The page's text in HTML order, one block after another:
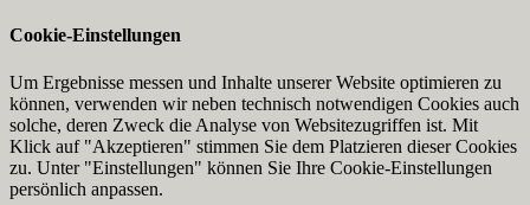
Cookie-Einstellungen
Um Ergebnisse messen und Inhalte unserer Website optimieren zu
können, verwenden wir neben technisch notwendigen Cookies auch
solche, deren Zweck die Analyse von Websitezugriffen ist. Mit
Klick auf "Akzeptieren" stimmen Sie dem Platzieren dieser Cookies
zu. Unter "Einstellungen" können Sie Ihre Cookie-Einstellungen
persönlich anpassen.